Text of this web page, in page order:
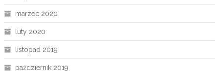
marzec 2020
luty 2020
listopad 2019
październik 2019